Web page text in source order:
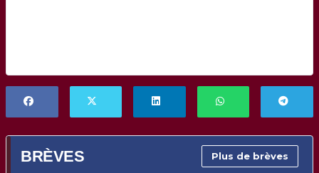
BRÈVES Plus de brèves